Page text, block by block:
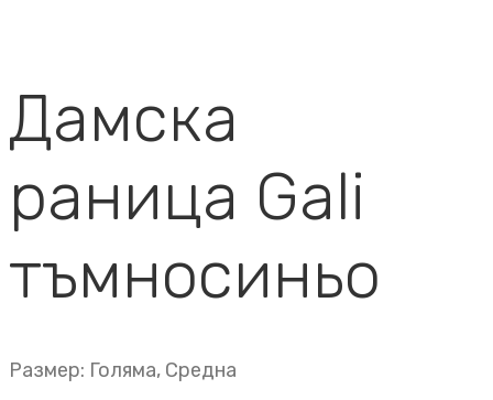
Дамска
раница Gali
тъмносиньо
Размер: Голяма, Средна